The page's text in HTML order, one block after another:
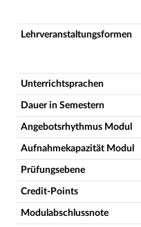
Lehrveranstaltungsformen
Unterrichtsprachen
Dauer in Semestern
Angebotsrhythmus Modul
Aufnahmekapazität Modul
Prüfungsebene
Credit-Points
Modulabschlussnote